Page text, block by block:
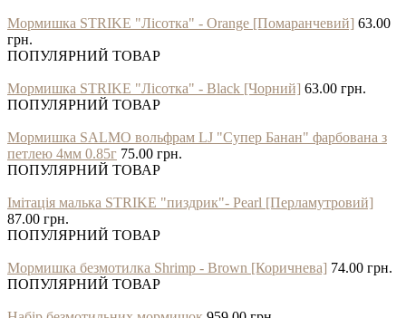
Мормишка STRIKE "Лісотка" - Orange [Помаранчевий] 63.00
грн.
ПОПУЛЯРНИЙ ТОВАР
Мормишка STRIKE "Лісотка" - Black [Чорний] 63.00 грн.
ПОПУЛЯРНИЙ ТОВАР
Мормишка SALMO вольфрам LJ "Супер Банан" фарбована з
петлею 4мм 0.85г 75.00 грн.
ПОПУЛЯРНИЙ ТОВАР
Імітація малька STRIKE "пиздрик"- Pearl [Перламутровий]
87.00 грн.
ПОПУЛЯРНИЙ ТОВАР
Мормишка безмотилка Shrimp - Brown [Коричнева] 74.00 грн.
ПОПУЛЯРНИЙ ТОВАР